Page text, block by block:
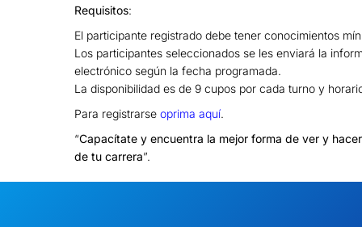
Requisitos:
El participante registrado debe tener conocimientos
Los participantes seleccionados se les enviará la
electrónico según la fecha programada.
La disponibilidad es de 9 cupos por cada turno y
Para registrarse oprima aquí.
“Capacítate y encuentra la mejor forma de ver y
de tu carrera”.